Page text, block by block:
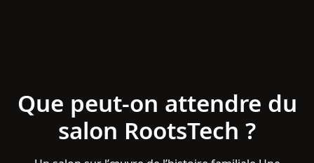
Que peut-on attendre du
salon RootsTech ?